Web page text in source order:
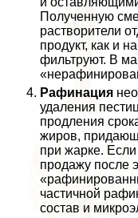
Полученную
растворители
продукт, как и
фильтруют. В
Рафинация
удаления
продления
жиров,
при жарке.
продажу после
частичной
состав и